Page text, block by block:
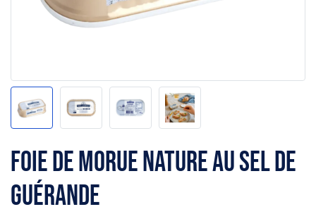
Foie de morue nature au sel de
Guérande